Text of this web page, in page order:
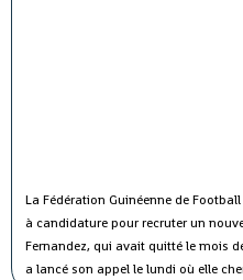
La Fédération Guinéenne de
à candidature pour recruter un
Fernandez, qui avait quitté le mois
a lancé son appel le lundi où elle